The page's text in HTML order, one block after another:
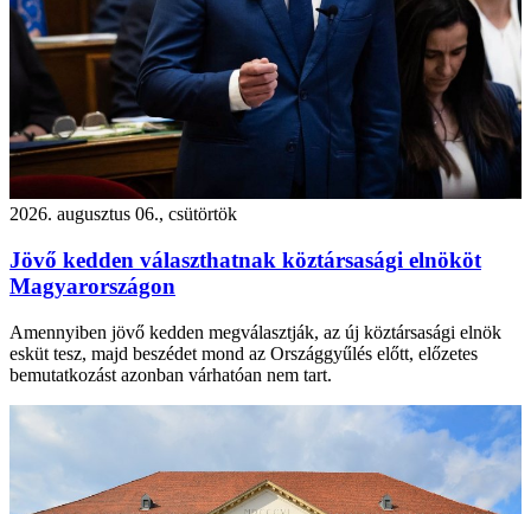
2026. augusztus 06., csütörtök
Jövő kedden választhatnak köztársasági elnököt
Magyarországon
Amennyiben jövő kedden megválasztják, az új köztársasági elnök
esküt tesz, majd beszédet mond az Országgyűlés előtt, előzetes
bemutatkozást azonban várhatóan nem tart.